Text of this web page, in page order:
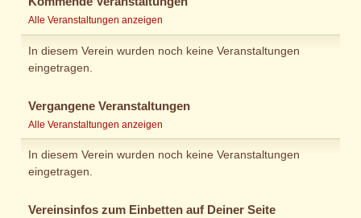
Alle Veranstaltungen anzeigen
In diesem Verein wurden noch keine Veranstaltungen
eingetragen.
Vergangene Veranstaltungen
Alle Veranstaltungen anzeigen
In diesem Verein wurden noch keine Veranstaltungen
eingetragen.
Vereinsinfos zum Einbetten auf Deiner Seite